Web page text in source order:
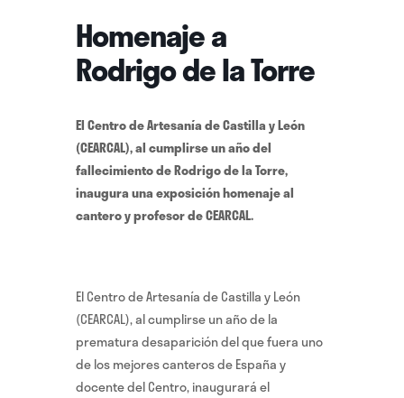
Homenaje a
Rodrigo de la Torre
El Centro de Artesanía de Castilla y León
(CEARCAL), al cumplirse un año del
fallecimiento de Rodrigo de la Torre,
inaugura una exposición homenaje al
cantero y profesor de CEARCAL.
El Centro de Artesanía de Castilla y León
(CEARCAL), al cumplirse un año de la
prematura desaparición del que fuera uno
de los mejores canteros de España y
docente del Centro, inaugurará el